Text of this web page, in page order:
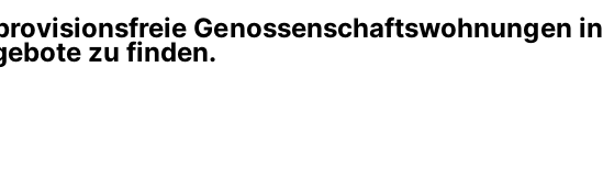
Genossenschaftswohnungen in
zu finden.